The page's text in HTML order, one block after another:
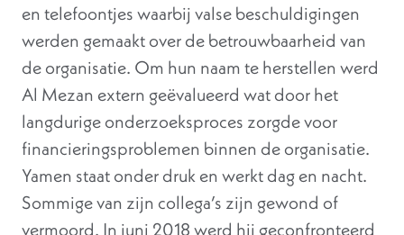
en telefoontjes waarbij valse beschuldigingen
werden gemaakt over de betrouwbaarheid van
de organisatie. Om hun naam te herstellen werd
Al Mezan extern geëvalueerd wat door het
langdurige onderzoeksproces zorgde voor
financieringsproblemen binnen de organisatie.
Yamen staat onder druk en werkt dag en nacht.
Sommige van zijn collega’s zijn gewond of
vermoord. In juni 2018 werd hij geconfronteerd